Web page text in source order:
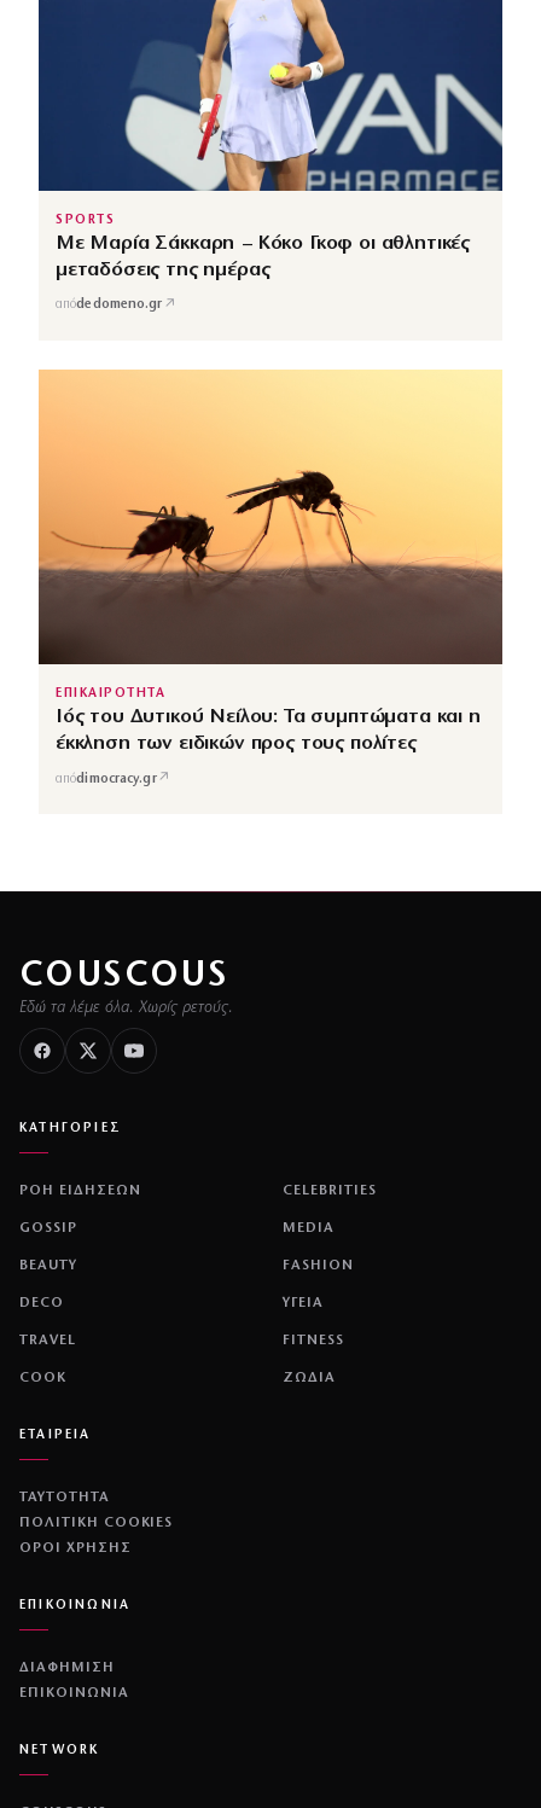
SPORTS
Με Μαρία Σάκκαρη – Κόκο Γκοφ οι αθλητικές
μεταδόσεις της ημέρας
απόdedomeno.gr ↗
ΕΠΙΚΑΙΡΟΤΗΤΑ
Ιός του Δυτικού Νείλου: Τα συμπτώματα και η
έκκληση των ειδικών προς τους πολίτες
απόdimocracy.gr↗
COUSCOUS
Εδώ τα λέμε όλα. Χωρίς ρετούς.
ΚΑΤΗΓΟΡΙΕΣ
ΡΟΗ ΕΙΔΗΣΕΩΝ CELEBRITIES
GOSSIP MEDIA
BEAUTY FASHION
DECO ΥΓΕΙΑ
TRAVEL FITNESS
COOK ΖΩΔΙΑ
ΕΤΑΙΡΕΙΑ
ΤΑΥΤΟΤΗΤΑ
ΠΟΛΙΤΙΚΉ COOKIES
ΌΡΟΙ ΧΡΉΣΗΣ
ΕΠΙΚΟΙΝΩΝΙΑ
ΔΙΑΦΗΜΙΣΗ
ΕΠΙΚΟΙΝΩΝΙΑ
NETWORK